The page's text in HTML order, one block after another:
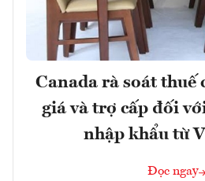
Canada rà soát thuế
giá và trợ cấp đối
nhập khẩu từ
Đọc ngay